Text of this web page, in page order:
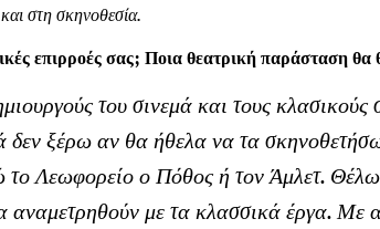
στη σκηνοθεσία.
επιρροές σας; Ποια θεατρική παράσταση
του σινεμά και τους κλασικούς
ξέρω αν θα ήθελα να τα
Λεωφορείο ο Πόθος ή τον Άμλετ.
αναμετρηθούν με τα κλασσικά έργα. Με